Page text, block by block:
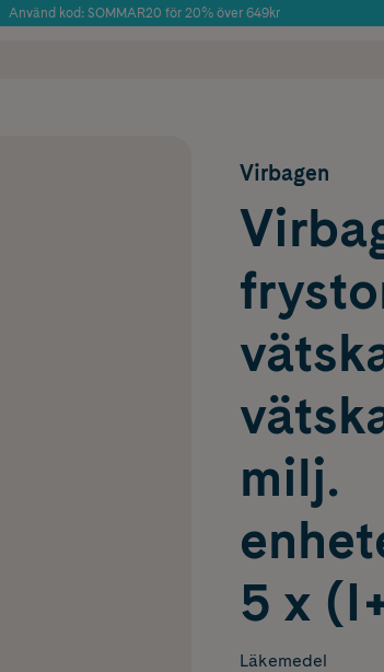
Använd kod: SOMMAR20 för 20% över 649kr
Virbagen
milj.
5 x
Läkemedel